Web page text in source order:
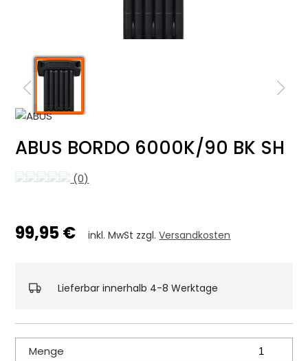
ABUS BORDO 6000K/90 BK SH
(0)
99,95 € inkl. MwSt zzgl.Versandkosten
Lieferbar innerhalb 4-8 Werktage
Menge